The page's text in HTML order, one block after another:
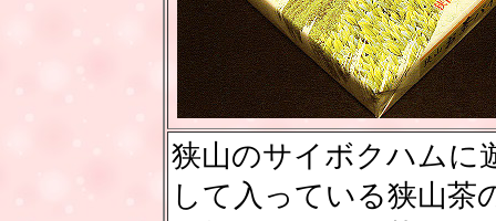
狭山のサイボクハムに
して入っている狭山茶